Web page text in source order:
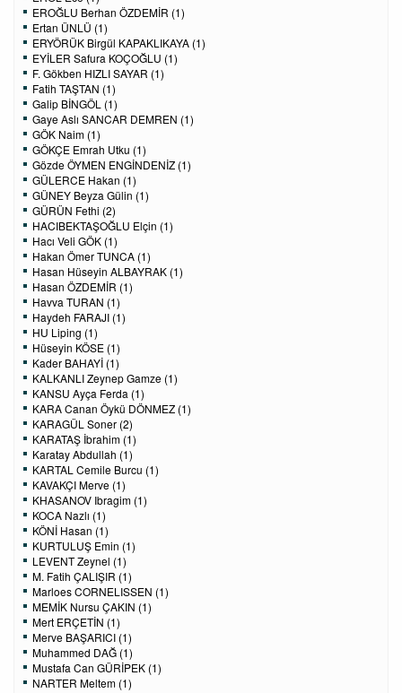
EROĞLU Berhan ÖZDEMİR (1)
Ertan ÜNLÜ (1)
ERYÖRÜK Birgül KAPAKLIKAYA (1)
EYİLER Safura KOÇOĞLU (1)
F. Gökben HIZLI SAYAR (1)
Fatih TAŞTAN (1)
Galip BİNGÖL (1)
Gaye Aslı SANCAR DEMREN (1)
GÖK Naim (1)
GÖKÇE Emrah Utku (1)
Gözde ÖYMEN ENGİNDENİZ (1)
GÜLERCE Hakan (1)
GÜNEY Beyza Gülin (1)
GÜRÜN Fethi (2)
HACIBEKTAŞOĞLU Elçin (1)
Hacı Veli GÖK (1)
Hakan Ömer TUNCA (1)
Hasan Hüseyin ALBAYRAK (1)
Hasan ÖZDEMİR (1)
Havva TURAN (1)
Haydeh FARAJI (1)
HU Liping (1)
Hüseyin KÖSE (1)
Kader BAHAYİ (1)
KALKANLI Zeynep Gamze (1)
KANSU Ayça Ferda (1)
KARA Canan Öykü DÖNMEZ (1)
KARAGÜL Soner (2)
KARATAŞ İbrahim (1)
Karatay Abdullah (1)
KARTAL Cemile Burcu (1)
KAVAKÇI Merve (1)
KHASANOV Ibragim (1)
KOCA Nazlı (1)
KÖNİ Hasan (1)
KURTULUŞ Emin (1)
LEVENT Zeynel (1)
M. Fatih ÇALIŞIR (1)
Marloes CORNELISSEN (1)
MEMİK Nursu ÇAKIN (1)
Mert ERÇETİN (1)
Merve BAŞARICI (1)
Muhammed DAĞ (1)
Mustafa Can GÜRİPEK (1)
NARTER Meltem (1)